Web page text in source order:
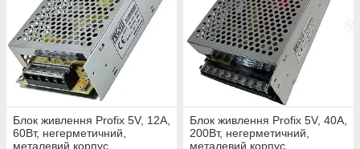
Блок живлення Profix 5V, 12A,
60Вт, негерметичний,
металевий корпус
Блок живлення Profix 5V, 40A,
200Вт, негерметичний,
металевий корпус